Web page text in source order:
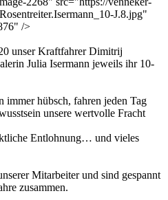
J.8.jpg"
/>
unser Kraftfahrer Dimitrij
Julia Isermann jeweils ihr 10-
immer hübsch, fahren jeden Tag
unsere wertvolle Fracht
Entlohnung… und vieles
Mitarbeiter und sind gespannt
zusammen.